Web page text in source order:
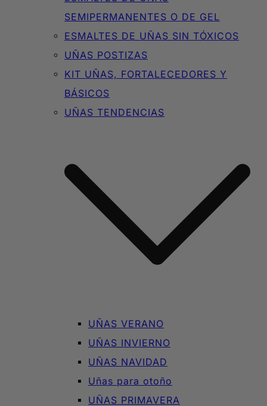
SEMIPERMANENTES O DE GEL
ESMALTES DE UÑAS SIN TÓXICOS
UÑAS POSTIZAS
KIT UÑAS, FORTALECEDORES Y
BÁSICOS
UÑAS TENDENCIAS
UÑAS VERANO
UÑAS INVIERNO
UÑAS NAVIDAD
Uñas para otoño
UÑAS PRIMAVERA